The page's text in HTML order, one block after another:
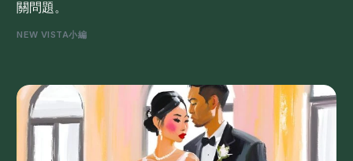
關問題。
NEW VISTA小編